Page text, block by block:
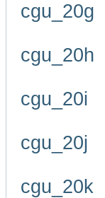
cgu_20g
cgu_20h
cgu_20i
cgu_20j
cgu_20k